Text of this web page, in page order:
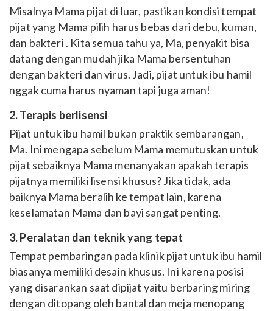
Misalnya Mama pijat di luar, pastikan kondisi tempat
pijat yang Mama pilih harus bebas dari debu, kuman,
dan bakteri . Kita semua tahu ya, Ma, penyakit bisa
datang dengan mudah jika Mama bersentuhan
dengan bakteri dan virus. Jadi, pijat untuk ibu hamil
nggak cuma harus nyaman tapi juga aman!
2. Terapis berlisensi
Pijat untuk ibu hamil bukan praktik sembarangan,
Ma. Ini mengapa sebelum Mama memutuskan untuk
pijat sebaiknya Mama menanyakan apakah terapis
pijatnya memiliki lisensi khusus? Jika tidak, ada
baiknya Mama beralih ke tempat lain, karena
keselamatan Mama dan bayi sangat penting.
3. Peralatan dan teknik yang tepat
Tempat pembaringan pada klinik pijat untuk ibu hamil
biasanya memiliki desain khusus. Ini karena posisi
yang disarankan saat dipijat yaitu berbaring miring
dengan ditopang oleh bantal dan meja menopang